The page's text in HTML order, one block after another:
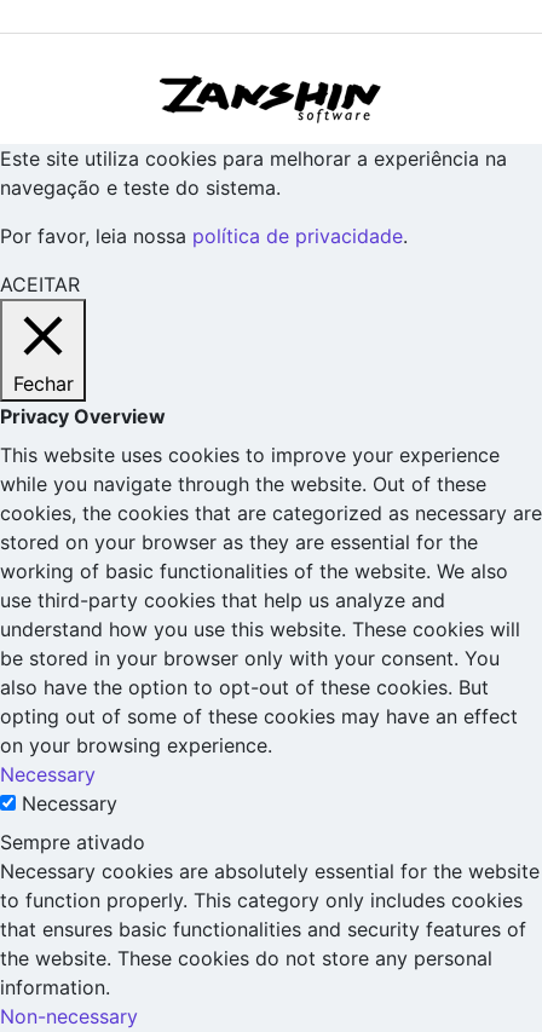
Este site utiliza cookies para melhorar a experiência na
navegação e teste do sistema.
Por favor, leia nossa política de privacidade.
ACEITAR
Fechar
Privacy Overview
This website uses cookies to improve your experience
while you navigate through the website. Out of these
cookies, the cookies that are categorized as necessary are
stored on your browser as they are essential for the
working of basic functionalities of the website. We also
use third-party cookies that help us analyze and
understand how you use this website. These cookies will
be stored in your browser only with your consent. You
also have the option to opt-out of these cookies. But
opting out of some of these cookies may have an effect
on your browsing experience.
Necessary
Necessary
Sempre ativado
Necessary cookies are absolutely essential for the website
to function properly. This category only includes cookies
that ensures basic functionalities and security features of
the website. These cookies do not store any personal
information.
Non-necessary